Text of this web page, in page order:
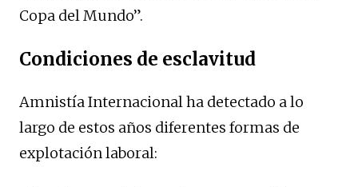
Copa del Mundo”.
Condiciones de esclavitud
Amnistía Internacional ha detectado a lo
largo de estos años diferentes formas de
explotación laboral: